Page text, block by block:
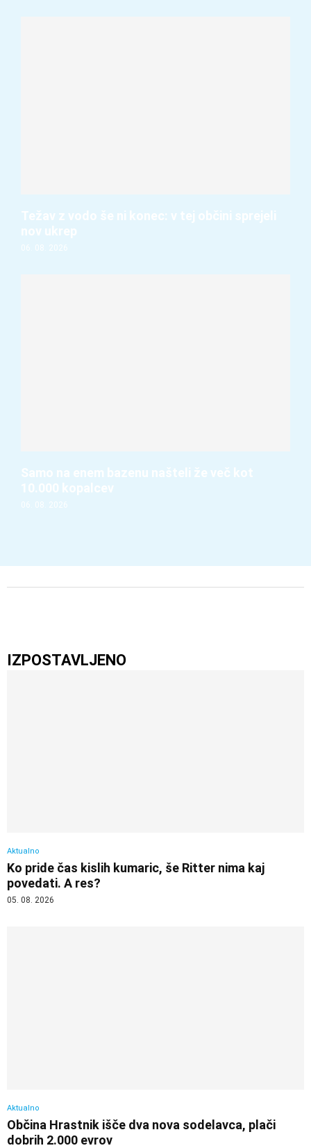
Težav z vodo še ni konec: v tej občini sprejeli
nov ukrep
06. 08. 2026
Samo na enem bazenu našteli že več kot
10.000 kopalcev
06. 08. 2026
IZPOSTAVLJENO
Aktualno
Ko pride čas kislih kumaric, še Ritter nima kaj
povedati. A res?
05. 08. 2026
Aktualno
Občina Hrastnik išče dva nova sodelavca, plači
dobrih 2.000 evrov